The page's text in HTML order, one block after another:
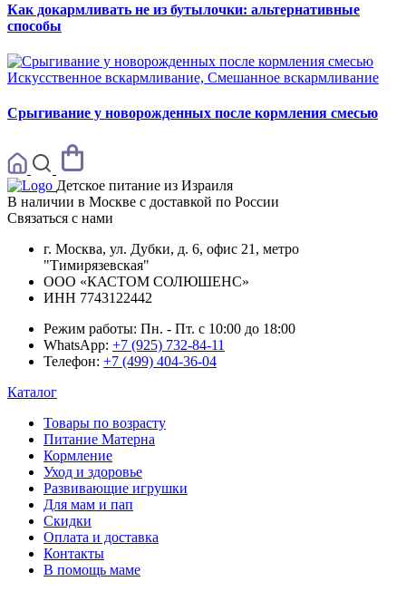
Как докармливать не из бутылочки: альтернативные
способы
Искусственное вскармливание, Смешанное вскармливание
Срыгивание у новорожденных после кормления смесью
Детское питание из Израиля
В наличии в Москве с доставкой по России
Связаться с нами
г. Москва, ул. Дубки, д. 6, офис 21, метро
"Тимирязевская"
ООО «КАСТОМ СОЛЮШЕНС»
ИНН 7743122442
Режим работы: Пн. - Пт. с 10:00 до 18:00
WhatsApp: +7 (925) 732-84-11
Телефон: +7 (499) 404-36-04
Каталог
Товары по возрасту
Питание Матерна
Кормление
Уход и здоровье
Развивающие игрушки
Для мам и пап
Скидки
Оплата и доставка
Контакты
В помощь маме